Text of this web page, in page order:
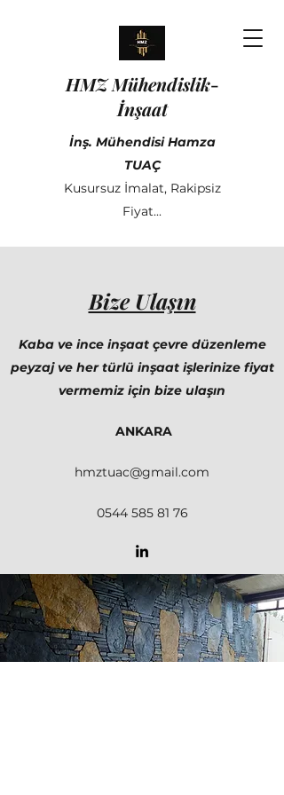
HMZ Mühendislik-
İnşaat
İnş. Mühendisi Hamza
TUAÇ
Kusursuz İmalat, Rakipsiz
Fiyat...
Bize Ulaşın
Kaba ve ince inşaat çevre düzenleme
peyzaj ve her türlü inşaat işlerinize fiyat
vermemiz için bize ulaşın
ANKARA
hmztuac@gmail.com
0544 585 81 76